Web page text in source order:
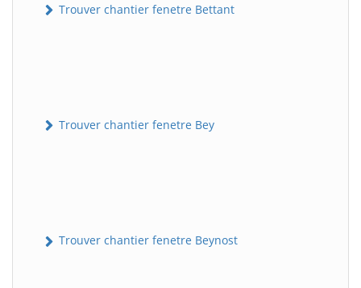
Trouver chantier fenetre Bettant
Trouver chantier fenetre Bey
Trouver chantier fenetre Beynost